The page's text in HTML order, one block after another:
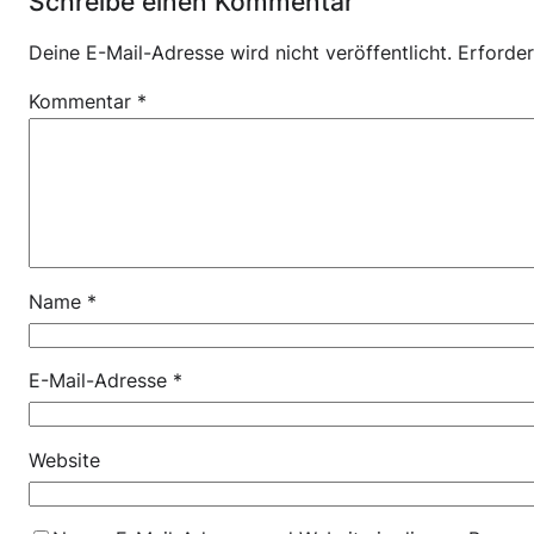
Deine E-Mail-Adresse wird nicht veröffentlicht.
Kommentar *
Name *
E-Mail-Adresse *
Website